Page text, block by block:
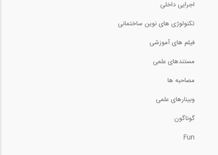
اجرایی داخلی
تکنولوژی های نوین ساختمانی
فیلم های آموزشی
مستندهای علمی
مصاحبه ها
وبینارهای علمی
گوناگون
Fun